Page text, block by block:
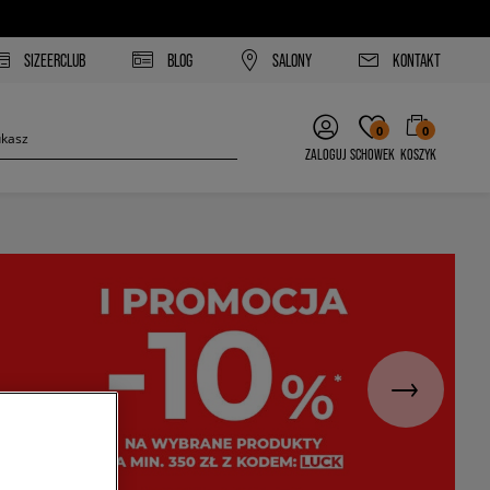
SIZEERCLUB BLOG SALONY KONTAKT
ZALOGUJ
0
SCHOWEK
0
KOSZYK